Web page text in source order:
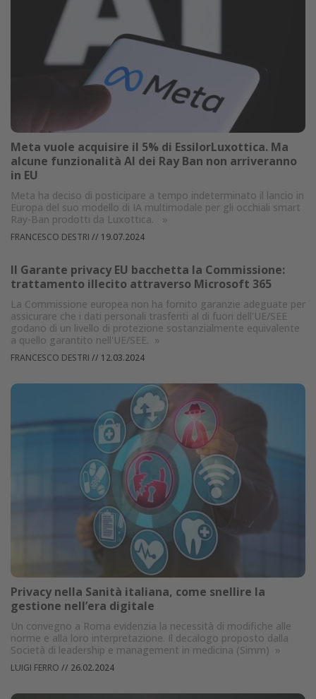
Meta vuole acquisire il 5% di EssilorLuxottica. Ma
alcune funzionalità AI dei Ray Ban non arriveranno
in EU
Meta ha deciso di posticipare a tempo indeterminato il lancio in
Europa del suo modello di IA multimodale per gli occhiali smart
Ray-Ban prodotti da Luxottica.
»
FRANCESCO DESTRI // 19.07.2024
Il Garante privacy EU bacchetta la Commissione:
trattamento illecito attraverso Microsoft 365
La Commissione europea non ha fornito garanzie adeguate per
assicurare che i dati personali trasferiti al di fuori dell'UE/SEE
godano di un livello di protezione sostanzialmente equivalente
a quello garantito nell'UE/SEE. »
FRANCESCO DESTRI // 12.03.2024
Privacy nella Sanità italiana, come snellire la
gestione nell’era digitale
Un convegno a Roma evidenzia la necessità di modifiche alle
norme e alla loro interpretazione. Il decalogo proposto dalla
Società di leadership e management in medicina (Simm) »
LUIGI FERRO // 26.02.2024